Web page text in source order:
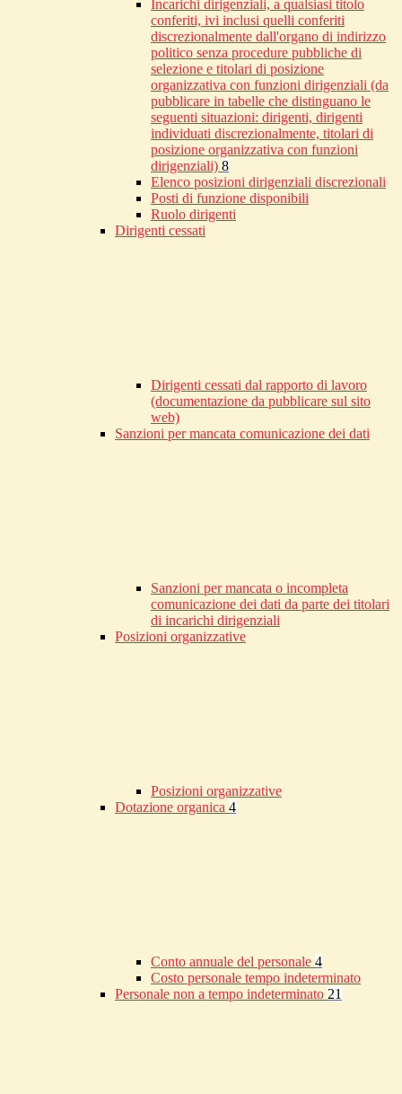
Incarichi dirigenziali, a qualsiasi titolo
conferiti, ivi inclusi quelli conferiti
discrezionalmente dall'organo di indirizzo
politico senza procedure pubbliche di
selezione e titolari di posizione
organizzativa con funzioni dirigenziali (da
pubblicare in tabelle che distinguano le
seguenti situazioni: dirigenti, dirigenti
individuati discrezionalmente, titolari di
posizione organizzativa con funzioni
dirigenziali) 8
Elenco posizioni dirigenziali discrezionali
Posti di funzione disponibili
Ruolo dirigenti
Dirigenti cessati
Dirigenti cessati dal rapporto di lavoro
(documentazione da pubblicare sul sito
web)
Sanzioni per mancata comunicazione dei dati
Sanzioni per mancata o incompleta
comunicazione dei dati da parte dei titolari
di incarichi dirigenziali
Posizioni organizzative
Posizioni organizzative
Dotazione organica 4
Conto annuale del personale 4
Costo personale tempo indeterminato
Personale non a tempo indeterminato 21